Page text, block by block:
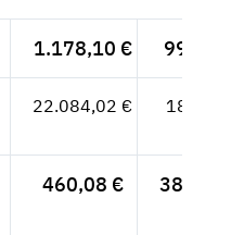
1.178,10 € 990,--
22.084,02 €
460,08 € 386,63